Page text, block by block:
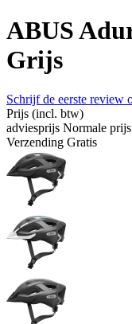
ABUS
Grijs
Schrijf de eerste review
Prijs (incl. btw)
adviesprijs Normale prijs
Verzending Gratis